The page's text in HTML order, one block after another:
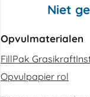
Niet
Opvulmaterialen
FillPak Grasikraft
Opvulpapier rol